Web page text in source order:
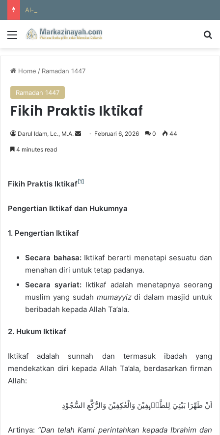
Al-Hajun
Menu
Home / Ramadan 1447
Ramadan 1447
Fikih Praktis Iktikaf
Darul Idam, Lc., M.A.
a
Februari 6, 2026 0 44
4 minutes read
Fikih Praktis Iktikaf[1]
Pengertian Iktikaf dan Hukumnya
1. Pengertian Iktikaf
Secara bahasa:Iktikaf berarti menetapi sesuatu dan
menahan diri untuk tetap padanya.
Secara syariat: Iktikaf adalah menetapnya seorang
muslim yang sudah mumayyizdi dalam masjid untuk
beribadah kepada Allah Ta’ala.
2. Hukum Iktikaf
Iktikaf adalah sunnah dan termasuk ibadah yang
mendekatkan diri kepada Allah Ta’ala, berdasarkan firman
Allah:
اَنْ طَهِّرَا بَيْتِيَ لِلطَّاۤىِٕفِيْنَ وَالْعٰكِفِيْنَ وَالرُّكَّعِ السُّجُوْدِ
Artinya: “Dan telah Kami perintahkan kepada Ibrahim dan